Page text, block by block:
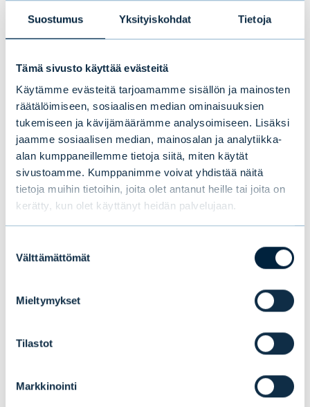
Suostumus Yksityiskohdat Tietoja
Tämä sivusto käyttää evästeitä
Käytämme evästeitä tarjoamamme sisällön ja mainosten
räätälöimiseen, sosiaalisen median ominaisuuksien
tukemiseen ja kävijämäärämme analysoimiseen. Lisäksi
jaamme sosiaalisen median, mainosalan ja analytiikka-
alan kumppaneillemme tietoja siitä, miten käytät
sivustoamme. Kumppanimme voivat yhdistää näitä
tietoja muihin tietoihin, joita olet antanut heille tai joita on
kerätty, kun olet käyttänyt heidän palvelujaan.
valinta
Välttämättömät
Mieltymykset
Tilastot
Markkinointi
Lisätietoja:
Juho Mikola, talousjohtaja, Evli Oyj, p. +358
40 717 8888, juho.mikola@evli.com
kiinnostaa sinua